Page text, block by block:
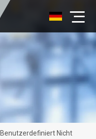
Benutzerdefiniert Nicht